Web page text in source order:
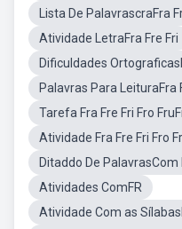
Lista De PalavrascraFra
Atividade LetraFra Fre Fri
Dificuldades
Palavras Para LeituraFra
Tarefa Fra Fre Fri Fro
Atividade Fra Fre Fri Fro
Ditaddo De PalavrasCom
Atividades ComFR
Atividade Com as